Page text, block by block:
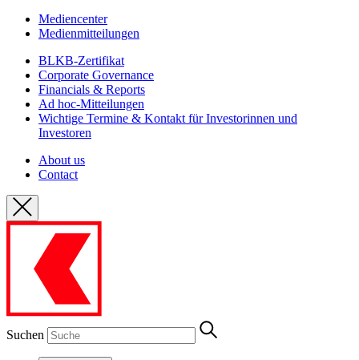
Mediencenter
Medienmitteilungen
BLKB-Zertifikat
Corporate Governance
Financials & Reports
Ad hoc-Mitteilungen
Wichtige Termine & Kontakt für Investorinnen und
Investoren
About us
Contact
Suchen